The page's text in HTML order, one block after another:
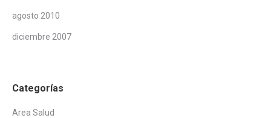
agosto 2010
diciembre 2007
Categorías
Area Salud